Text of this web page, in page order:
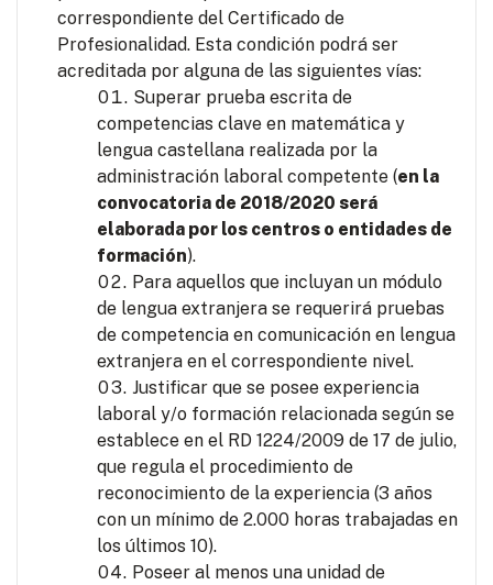
correspondiente del Certificado de
Profesionalidad. Esta condición podrá ser
acreditada por alguna de las siguientes vías:
Superar prueba escrita de
competencias clave en matemática y
lengua castellana realizada por la
administración laboral competente (en la
convocatoria de 2018/2020 será
elaborada por los centros o entidades de
formación).
Para aquellos que incluyan un módulo
de lengua extranjera se requerirá pruebas
de competencia en comunicación en lengua
extranjera en el correspondiente nivel.
Justificar que se posee experiencia
laboral y/o formación relacionada según se
establece en el RD 1224/2009 de 17 de julio,
que regula el procedimiento de
reconocimiento de la experiencia (3 años
con un mínimo de 2.000 horas trabajadas en
los últimos 10).
Poseer al menos una unidad de